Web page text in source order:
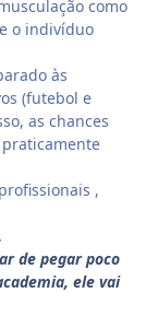
como
o indivíduo
às
(futebol e
as chances
,
de pegar poco
ele vai